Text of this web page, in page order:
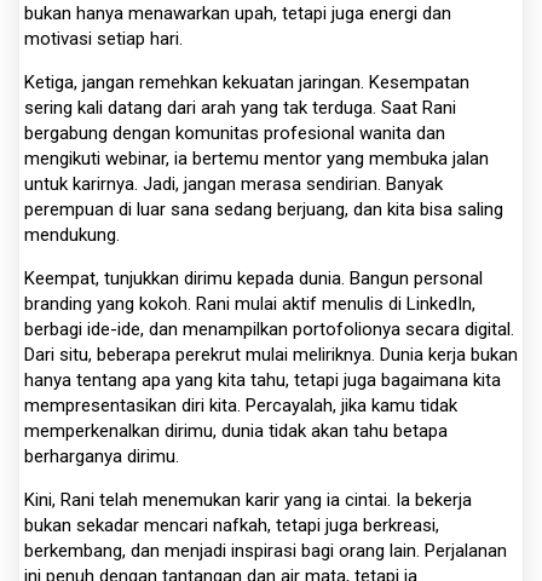
bukan hanya menawarkan upah, tetapi juga energi dan
motivasi setiap hari.
Ketiga, jangan remehkan kekuatan jaringan. Kesempatan
sering kali datang dari arah yang tak terduga. Saat Rani
bergabung dengan komunitas profesional wanita dan
mengikuti webinar, ia bertemu mentor yang membuka jalan
untuk karirnya. Jadi, jangan merasa sendirian. Banyak
perempuan di luar sana sedang berjuang, dan kita bisa saling
mendukung.
Keempat, tunjukkan dirimu kepada dunia. Bangun personal
branding yang kokoh. Rani mulai aktif menulis di LinkedIn,
berbagi ide-ide, dan menampilkan portofolionya secara digital.
Dari situ, beberapa perekrut mulai meliriknya. Dunia kerja bukan
hanya tentang apa yang kita tahu, tetapi juga bagaimana kita
mempresentasikan diri kita. Percayalah, jika kamu tidak
memperkenalkan dirimu, dunia tidak akan tahu betapa
berharganya dirimu.
Kini, Rani telah menemukan karir yang ia cintai. Ia bekerja
bukan sekadar mencari nafkah, tetapi juga berkreasi,
berkembang, dan menjadi inspirasi bagi orang lain. Perjalanan
ini penuh dengan tantangan dan air mata, tetapi ia